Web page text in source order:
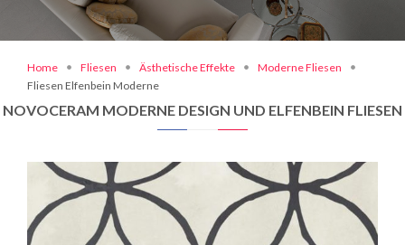
Home Fliesen Ästhetische Effekte
Moderne Fliesen
Fliesen Elfenbein Moderne
NOVOCERAM MODERNE DESIGN UND ELFENBEIN FLIESEN